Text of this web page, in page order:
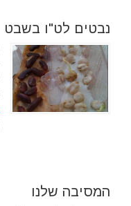
נבטים לט"ו בשבט
המסיבה שלנו